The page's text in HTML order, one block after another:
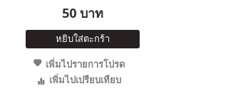
50 บาท
หยิบใส่ตะกร้า
เพิ่มไปรายการโปรด
เพิ่มไปเปรียบเทียบ